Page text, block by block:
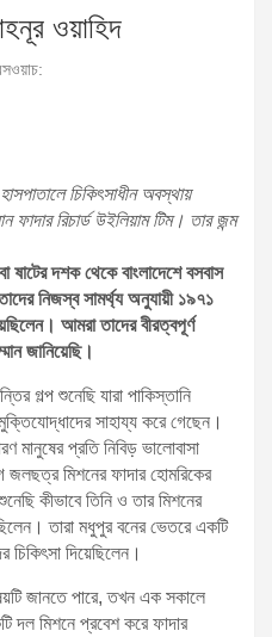
ওয়াহিদ
চিকিৎসাধীন অবস্থায়
ফাদার রিচার্ড উইলিয়াম টিম। তার জন্ম
ষাটের দশক থেকে বাংলাদেশে বসবাস
নিজস্ব সামর্থ্য অনুযায়ী ১৯৭১
আমরা তাদের বীরত্বপূর্ণ
জানিয়েছি।
গল্প শুনেছি যারা পাকিস্তানি
সাহায্য করে গেছেন।
মানুষের প্রতি নিবিড় ভালোবাসা
মিশনের ফাদার হোমরিকের
কীভাবে তিনি ও তার মিশনের
তারা মধুপুর বনের ভেতরে একটি
দিয়েছিলেন।
জানতে পারে, তখন এক সকালে
দল মিশনে প্রবেশ করে ফাদার